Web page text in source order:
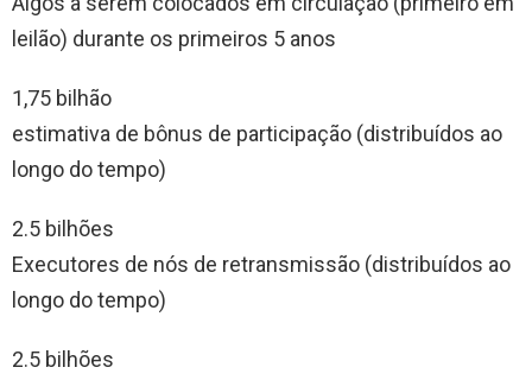
leilão) durante os primeiros 5 anos
1,75 bilhão
estimativa de bônus de participação (distribuídos ao
longo do tempo)
2.5 bilhões
Executores de nós de retransmissão (distribuídos ao
longo do tempo)
2.5 bilhões